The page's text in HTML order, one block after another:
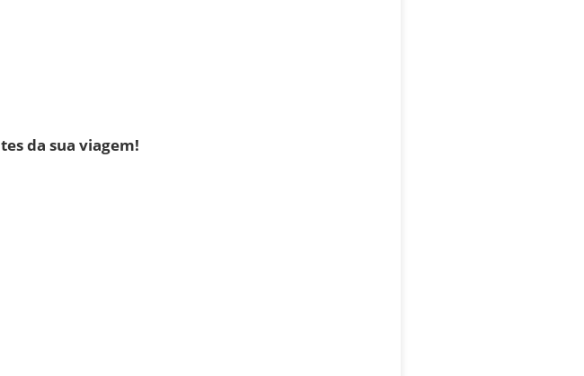
da sua viagem!